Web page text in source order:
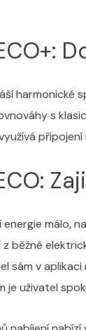
harmonické
s
energie málo,
běžné
sám v
je uživatel